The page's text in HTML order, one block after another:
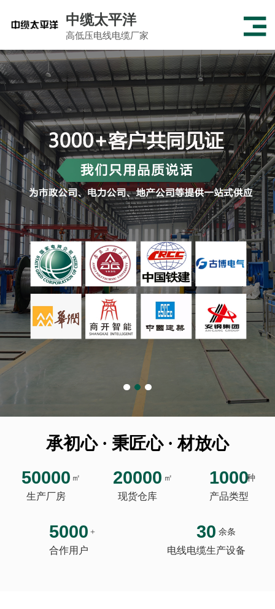
中缆太平洋
高低压电线电缆厂家
承初心 · 秉匠心 · 材放心
50000 ㎡
生产厂房
20000 ㎡
现货仓库
1000种
产品类型
5000 +
合作用户
30 余条
电线电缆生产设备